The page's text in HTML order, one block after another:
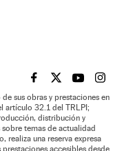
EL PAÍS BRASIL EN
EL PAÍSEL PAÍS
EL
sus obras y prestaciones en
artículo 32.1 del TRLPI;
distribución y
temas de actualidad
realiza una reserva expresa
accesibles desde